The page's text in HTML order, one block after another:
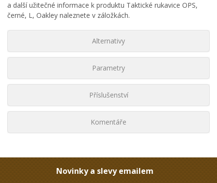
a další užitečné informace k produktu Taktické rukavice OPS,
černé, L, Oakley naleznete v záložkách.
Alternativy
Parametry
Příslušenství
Komentáře
Novinky a slevy emailem